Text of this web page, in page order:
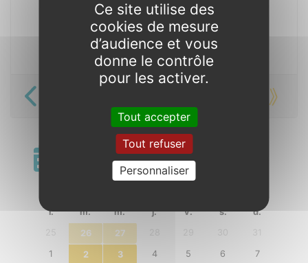
« Des korrigans aux rois bretons »
Calendrier
l.
m. m. j. v. s.
d.
26 27
1 2 3 4 5 6 7
Ce site utilise des
cookies de mesure
d’audience et vous
donne le contrôle
pour les activer.
Tout accepter
Tout refuser
Personnaliser